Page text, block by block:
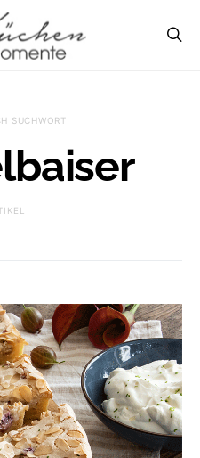
SUCHWORT